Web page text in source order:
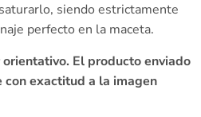
siendo estrictamente
perfecto en la maceta.
El producto enviado
con exactitud a la imagen